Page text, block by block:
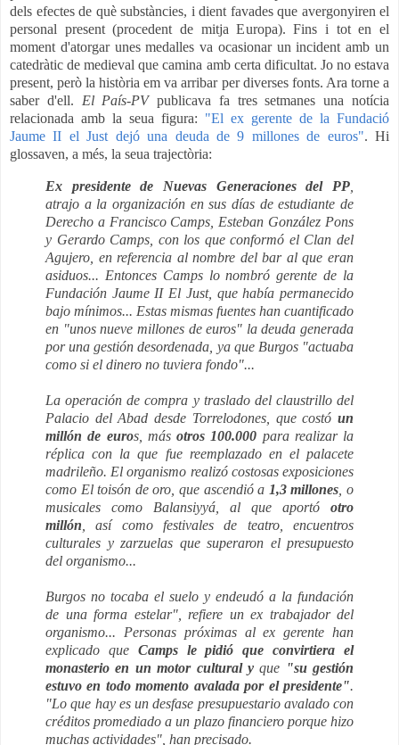
dels efectes de què substàncies, i dient favades que avergonyiren el
personal present (procedent de mitja Europa). Fins i tot en el
moment d'atorgar unes medalles va ocasionar un incident amb un
catedràtic de medieval que camina amb certa dificultat. Jo no estava
present, però la història em va arribar per diverses fonts. Ara torne a
saber d'ell. El País-PVpublicava fa tres setmanes una notícia
relacionada amb la seua figura: "El ex gerente de la Fundació
Jaume II el Just dejó una deuda de 9 millones de euros". Hi
glossaven, a més, la seua trajectòria:
Ex presidente de Nuevas Generaciones del PP
atrajo a la organización en sus días de estudiante de
Derecho a Francisco Camps, Esteban González Pons
y Gerardo Camps, con los que conformó el Clan del
Agujero , en referencia al nombre del bar al que eran
asiduos... Entonces Camps lo nombró gerente de la
Fundación Jaume II El Just, que había permanecido
bajo mínimos... Estas mismas fuentes han cuantificado
en "unos nueve millones de euros" la deuda generada
por una gestión desordenada, ya que Burgos "actuaba
como si el dinero no tuviera fondo"...
La operación de compra y traslado del claustrillo del
Palacio del Abad desde Torrelodones, que costó un
millón de euros, más otros 100.000 para realizar la
réplica con la que fue reemplazado en el palacete
madrileño. El organismo realizó costosas exposiciones
como El toisón de oro, que ascendió a 1,3 millones , o
musicales como Balansiyyá, al que aportó otro
millón , así como festivales de teatro, encuentros
culturales y zarzuelas que superaron el presupuesto
del organismo...
Burgos no tocaba el suelo y endeudó a la fundación
de una forma estelar", refiere un ex trabajador del
organismo... Personas próximas al ex gerente han
explicado que Camps le pidió que convirtiera el
monasterio en un motor cultural yque "su gestión
estuvo en todo momento avalada por el presidente".
"Lo que hay es un desfase presupuestario avalado con
créditos promediado a un plazo financiero porque hizo
muchas actividades", han precisado.